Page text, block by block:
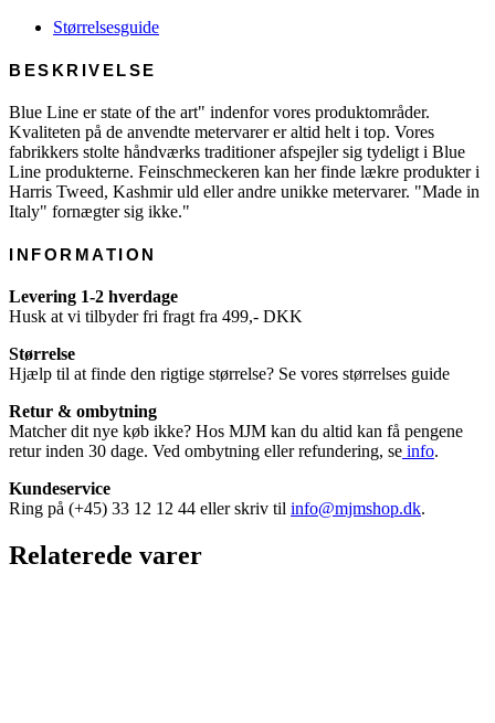
Størrelsesguide
BESKRIVELSE
Blue Line er state of the art" indenfor vores produktområder.
Kvaliteten på de anvendte metervarer er altid helt i top. Vores
fabrikkers stolte håndværks traditioner afspejler sig tydeligt i Blue
Line produkterne. Feinschmeckeren kan her finde lækre produkter i
Harris Tweed, Kashmir uld eller andre unikke metervarer. "Made in
Italy" fornægter sig ikke."
INFORMATION
Levering 1-2 hverdage
Husk at vi tilbyder fri fragt fra 499,- DKK
Størrelse
Hjælp til at finde den rigtige størrelse? Se vores størrelses guide
Retur & ombytning
Matcher dit nye køb ikke? Hos MJM kan du altid kan få pengene
retur inden 30 dage. Ved ombytning eller refundering, se info.
Kundeservice
Ring på (+45) 33 12 12 44 eller skriv til info@mjmshop.dk.
Relaterede varer